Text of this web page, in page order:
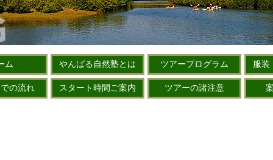
ム やんばる自然塾とは ツアープログラム 服装
の流れ スタート時間ご案内 ツアーの諸注意